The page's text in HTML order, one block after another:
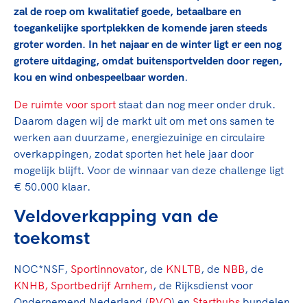
Sport gaat niet vanzelf
Sport verenigt. Op sportclubs, pleintjes, tijdens
de sportschool te gaan. Door samen te juichen
voor Sifan Hassan, Rico Verhoeven, Diede de
Groot en het Nederlands Elftal. Of met trots te
genieten van de karatewedstrijd van je dochter,
de halve marathon van je moeder of de
hockeywedstrijd van je buurjongen.
Lees verder
High5 Stappenplan
Ruimte voor sport
Clubondersteuning
Beroepskrachten
Samen voor een veilige
sportomgeving
Voor welk gedrag staat de club? Wat mag wel
langs de lijn, in de kleedkamer, kantine en online?
En wat mag vooral niet? Een gedragscode geeft
hier richting aan en is dus een belangrijk
ongewenst gedrag.
Maatschappelijke waarde topsport
Top teamsportcompetities
De TeamNL Academie
De TeamNL Academie biedt een leer- en
ontwikkelprogramma voor de volgende functies
binnen TeamNL programma's: experts, coaches,
bestuurders, (technisch) directeuren, managers en
toekomstig kader.
Lees verder
zal de roep om kwalitatief goede, betaalbare en
toegankelijke sportplekken de komende jaren steeds
groter worden. In het najaar en de winter ligt er een nog
grotere uitdaging, omdat buitensportvelden door regen,
kou en wind onbespeelbaar worden.
De ruimte voor sport staat dan nog meer onder druk.
Daarom dagen wij de markt uit om met ons samen te
werken aan duurzame, energiezuinige en circulaire
overkappingen, zodat sporten het hele jaar door
mogelijk blijft. Voor de winnaar van deze challenge ligt
€ 50.000 klaar.
Veldoverkapping van de
toekomst
NOC*NSF, Sportinnovator, de KNLTB, de NBB, de
KNHB, Sportbedrijf Arnhem, de Rijksdienst voor